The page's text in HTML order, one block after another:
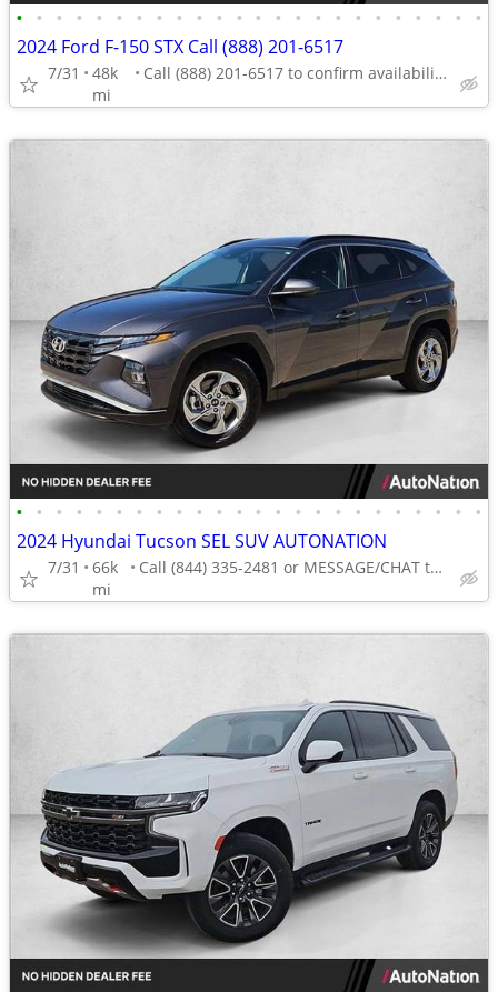
• • • • • • • • • • • • • • • • • • • • • • • •
2024 Ford F-150 STX Call (888) 201-6517
7/31
48k
mi
Call (888) 201-6517 to confirm availability - May 14th
• • • • • • • • • • • • • • • • • • • • • • • •
2024 Hyundai Tucson SEL SUV AUTONATION
7/31
66k
mi
Call (844) 335-2481 or MESSAGE/CHAT to confirm availability